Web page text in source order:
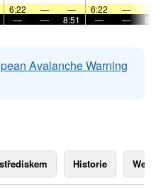
6:22 — — 6:22 —
— — 8:51 — —
Avalanche Warning
Historie